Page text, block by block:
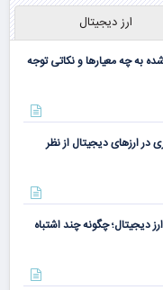
ارز دیجیتال
به چه معیارها و نکاتی توجه
در ارزهای دیجیتال از نظر
دیجیتال؛ چگونه چند اشتباه